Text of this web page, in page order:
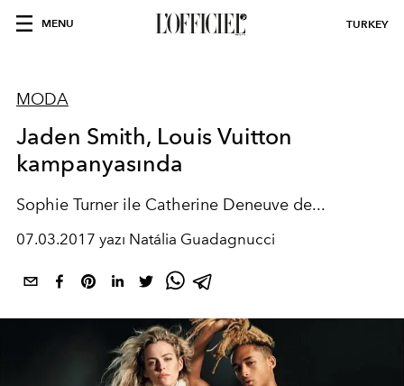
MENU TURKEY
MODA
Jaden Smith, Louis Vuitton
kampanyasında
Sophie Turner ile Catherine Deneuve de...
07.03.2017 yazı Natália Guadagnucci